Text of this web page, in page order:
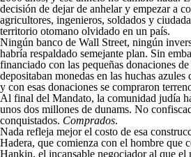
decisión de dejar de anhelar y empezar a
agricultores, ingenieros, soldados y
territorio otomano olvidado en un país.
Ningún banco de Wall Street, ningún
habría respaldado semejante plan. Sin
financiado con las pequeñas donaciones
depositaban monedas en las huchas
y con esas donaciones se compraron
Al final del Mandato, la comunidad judía
unos dos millones de dunams. No
conquistados. Comprados.
Nada refleja mejor el costo de esa
Hadera, que comienza con el hombre que
Hankin, el incansable negociador al que el